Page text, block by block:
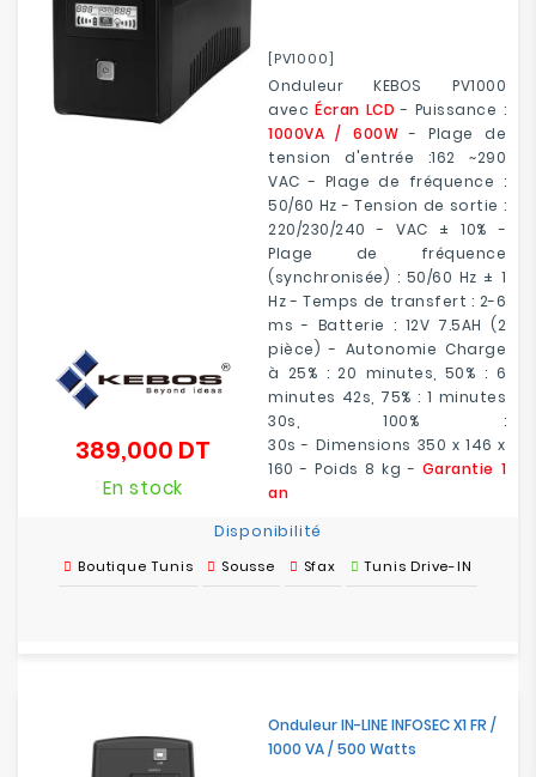
[PV1000]
Onduleur KEBOS PV1000
avecÉcran LCD - Puissance :
1000VA / 600W - Plage de
tension d'entrée :162 ~290
VAC - Plage de fréquence :
50/60 Hz - Tension de sortie :
220/230/240 - VAC ± 10% -
Plage de fréquence
(synchronisée) : 50/60 Hz ± 1
Hz - Temps de transfert : 2-6
ms - Batterie : 12V 7.5AH (2
pièce) - Autonomie Charge
à 25% : 20 minutes, 50% : 6
minutes 42s, 75% : 1 minutes
30s, 100% :
30s - Dimensions 350 x 146 x
160 - Poids 8 kg - Garantie 1
an
389,000 DT
En stock
Disponibilité
Boutique Tunis Sousse Sfax Tunis Drive-IN
Onduleur IN-LINE INFOSEC X1 FR /
1000 VA / 500 Watts